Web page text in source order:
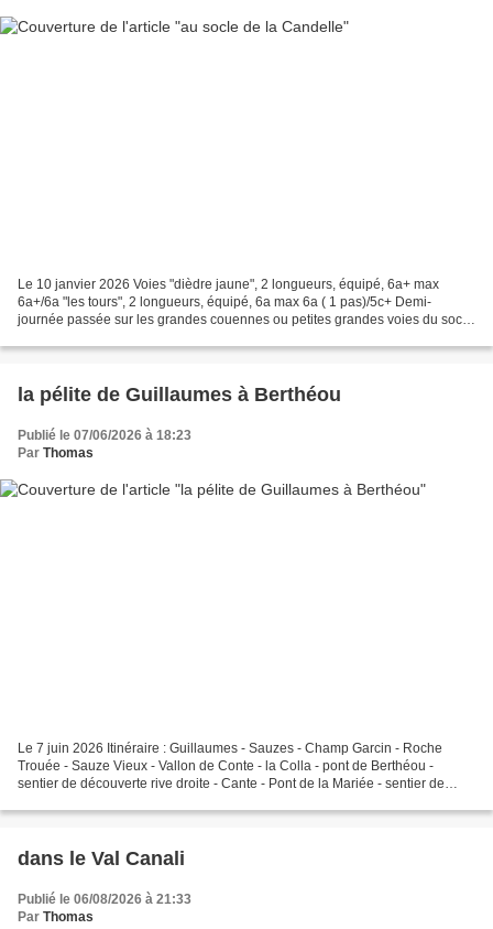
Le 10 janvier 2026 Voies "dièdre jaune", 2 longueurs, équipé, 6a+ max
6a+/6a "les tours", 2 longueurs, équipé, 6a max 6a ( 1 pas)/5c+ Demi-
journée passée sur les grandes couennes ou petites grandes voies du socle
la pélite de Guillaumes à Berthéou
Publié le 07/06/2026 à 18:23
Par Thomas
Le 7 juin 2026 Itinéraire : Guillaumes - Sauzes - Champ Garcin - Roche
Trouée - Sauze Vieux - Vallon de Conte - la Colla - pont de Berthéou -
sentier de découverte rive droite - Cante - Pont de la Mariée - sentier de
dans le Val Canali
Publié le 06/08/2026 à 21:33
Par Thomas